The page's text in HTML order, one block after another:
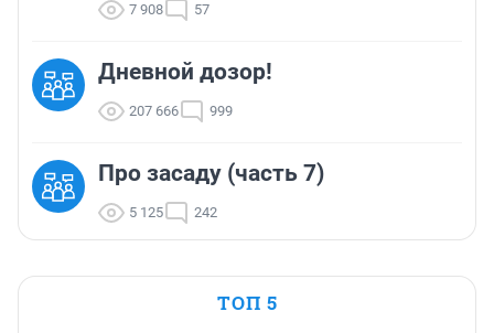
7 908 57
Дневной дозор!
207 666 999
Про засаду (часть 7)
5 125 242
ТОП 5